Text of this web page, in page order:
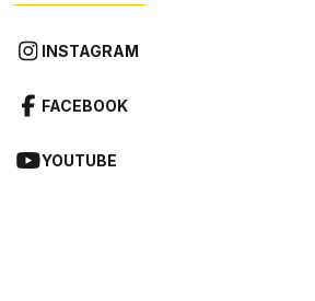
INSTAGRAM
FACEBOOK
YOUTUBE